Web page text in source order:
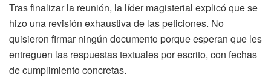
Tras finalizar la reunión, la líder magisterial explicó que se
hizo una revisión exhaustiva de las peticiones. No
quisieron firmar ningún documento porque esperan que les
entreguen las respuestas textuales por escrito, con fechas
de cumplimiento concretas.